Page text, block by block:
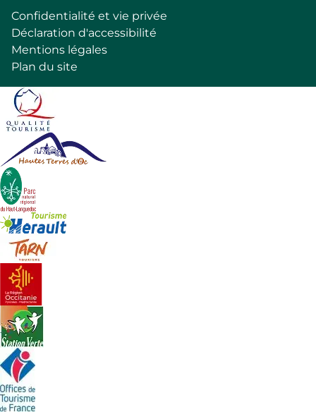
Pied
de
page
Confidentialité et vie privée
Déclaration d'accessibilité
Mentions légales
Plan du site